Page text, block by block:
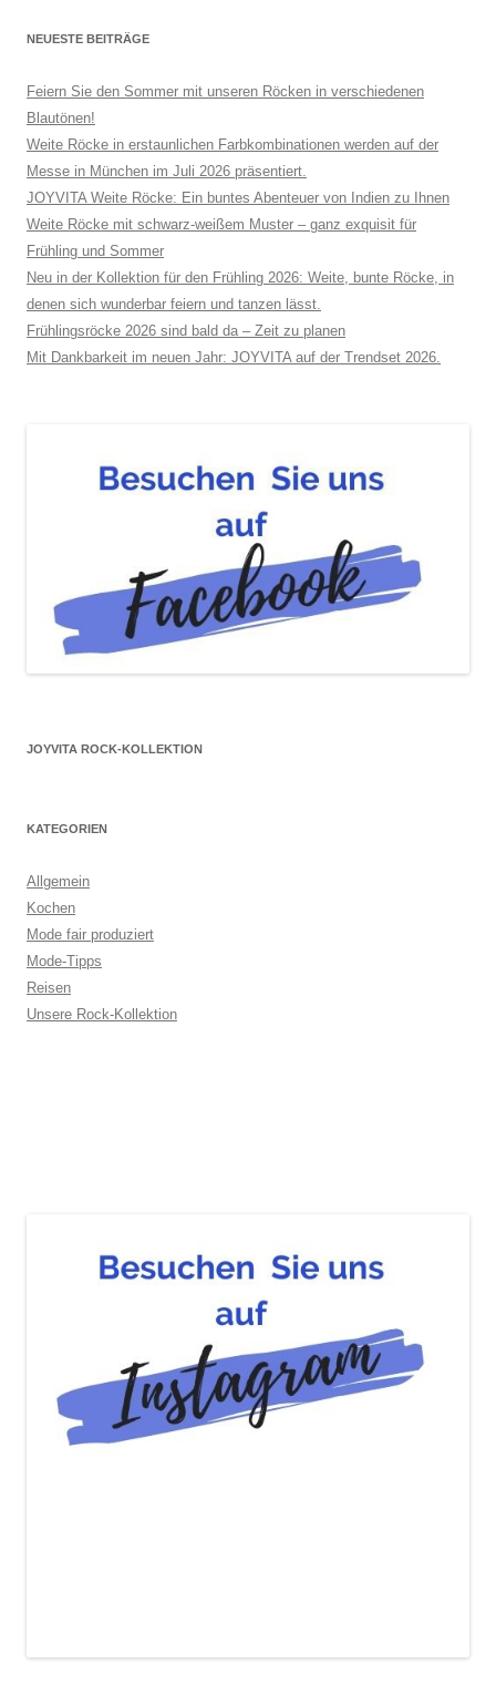
NEUESTE BEITRÄGE
Feiern Sie den Sommer mit unseren Röcken in verschiedenen
Blautönen!
Weite Röcke in erstaunlichen Farbkombinationen werden auf der
Messe in München im Juli 2026 präsentiert.
JOYVITA Weite Röcke: Ein buntes Abenteuer von Indien zu Ihnen
Weite Röcke mit schwarz-weißem Muster – ganz exquisit für
Frühling und Sommer
Neu in der Kollektion für den Frühling 2026: Weite, bunte Röcke, in
denen sich wunderbar feiern und tanzen lässt.
Frühlingsröcke 2026 sind bald da – Zeit zu planen
Mit Dankbarkeit im neuen Jahr: JOYVITA auf der Trendset 2026.
JOYVITA ROCK-KOLLEKTION
KATEGORIEN
Allgemein
Kochen
Mode fair produziert
Mode-Tipps
Reisen
Unsere Rock-Kollektion